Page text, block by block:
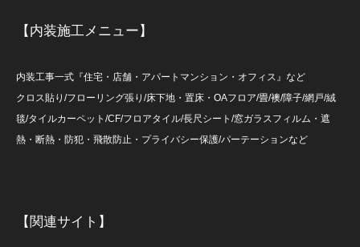
【内装施工メニュー】
内装工事一式『住宅・店舗・アパートマンション・オフィス』など
クロス貼り/フローリング張り/床下地・置床・OAフロア/畳/襖/障子/網戸/絨
毯/タイルカーペット/CF/フロアタイル/長尺シート/窓ガラスフィルム・遮
熱・断熱・防犯・飛散防止・プライバシー保護/パーテーションなど
【関連サイト】